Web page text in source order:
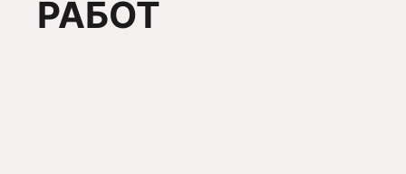
РАБОТ